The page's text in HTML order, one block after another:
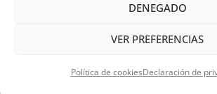
DENEGADO
VER PREFERENCIAS
Política de cookiesDeclaración de
Copyright © 2026